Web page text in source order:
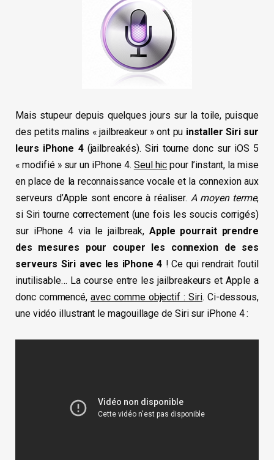
Mais stupeur depuis quelques jours sur la toile, puisque
des petits malins « jailbreakeur » ont pu installer Siri sur
leurs iPhone 4(jailbreakés). Siri tourne donc sur iOS 5
« modifié » sur un iPhone 4. Seul hic pour l’instant, la mise
en place de la reconnaissance vocale et la connexion aux
serveurs d’Apple sont encore à réaliser. A moyen terme,
si Siri tourne correctement (une fois les soucis corrigés)
sur iPhone 4 via le jailbreak, Apple pourrait prendre
des mesures pour couper les connexion de ses
serveurs Siri avec les iPhone 4 ! Ce qui rendrait l’outil
inutilisable… La course entre les jailbreakeurs et Apple a
donc commencé,avec comme objectif : Siri. Ci-dessous,
une vidéo illustrant le magouillage de Siri sur iPhone 4 :